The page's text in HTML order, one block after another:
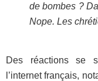
de bombes ?
Nope. Les
Des réactions se
l’internet français,